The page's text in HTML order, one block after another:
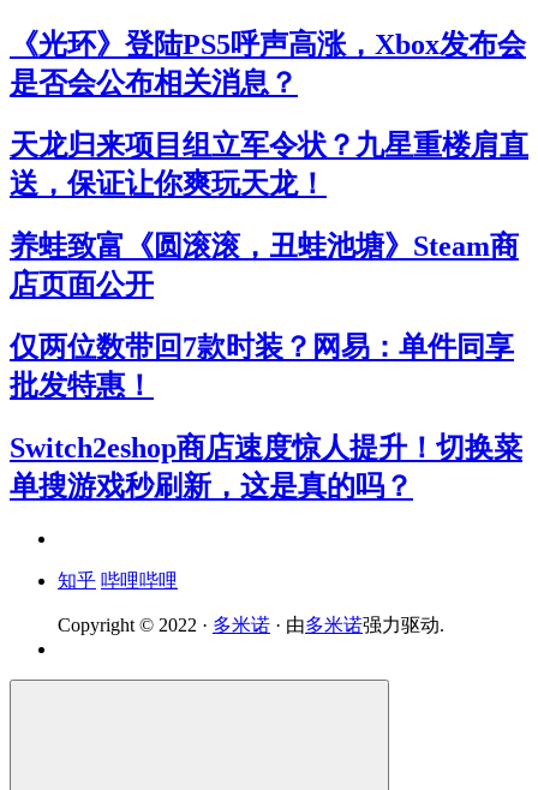
《光环》登陆PS5呼声高涨，Xbox发布会
是否会公布相关消息？
天龙归来项目组立军令状？九星重楼肩直
送，保证让你爽玩天龙！
养蛙致富《圆滚滚，丑蛙池塘》Steam商
店页面公开
仅两位数带回7款时装？网易：单件同享
批发特惠！
Switch2eshop商店速度惊人提升！切换菜
单搜游戏秒刷新，这是真的吗？
知乎 哔哩哔哩
Copyright © 2022 · 多米诺 · 由多米诺强力驱动.